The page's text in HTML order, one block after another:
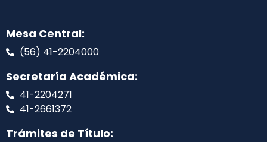
Mesa Central:
(56) 41-2204000
Secretaría Académica:
41-2204271
41-2661372
Trámites de Título: